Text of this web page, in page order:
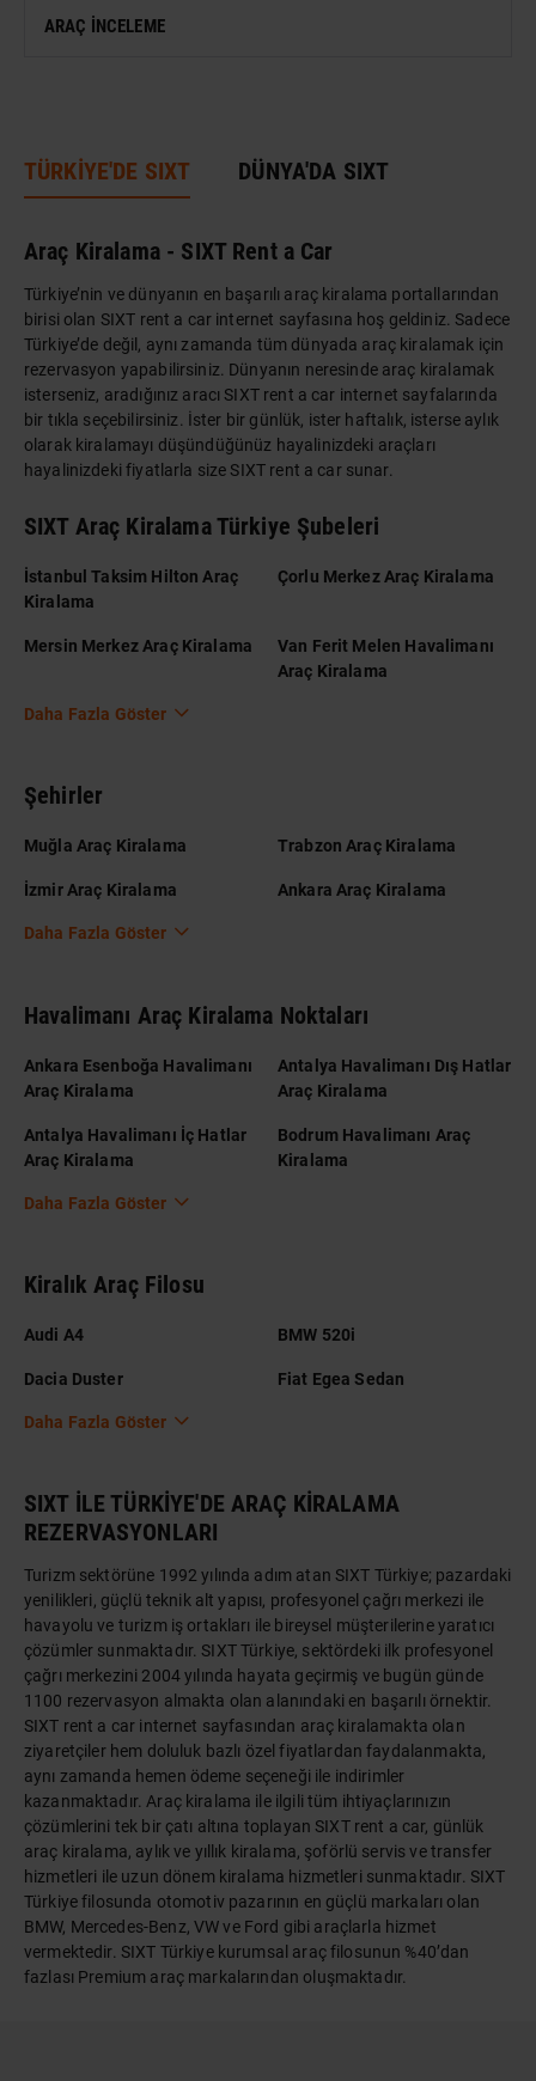
ANTIK KENT & ALANLAR
ARAÇ İNCELEME
TÜRKİYE'DE SIXT DÜNYA'DA SIXT
Araç Kiralama - SIXT Rent a Car
Türkiye’nin ve dünyanın en başarılı araç kiralama portallarından
birisi olan SIXT rent a car internet sayfasına hoş geldiniz. Sadece
Türkiye’de değil, aynı zamanda tüm dünyada araç kiralamak için
rezervasyon yapabilirsiniz. Dünyanın neresinde araç kiralamak
isterseniz, aradığınız aracı SIXT rent a car internet sayfalarında
bir tıkla seçebilirsiniz. İster bir günlük, ister haftalık, isterse aylık
olarak kiralamayı düşündüğünüz hayalinizdeki araçları
hayalinizdeki fiyatlarla size SIXT rent a car sunar.
SIXT Araç Kiralama Türkiye Şubeleri
İstanbul Taksim Hilton Araç
Kiralama
Çorlu Merkez Araç Kiralama
Mersin Merkez Araç Kiralama
Van Ferit Melen Havalimanı
Araç Kiralama
Daha Fazla Göster
Şehirler
Muğla Araç Kiralama Trabzon Araç Kiralama
İzmir Araç Kiralama Ankara Araç Kiralama
Daha Fazla Göster
Havalimanı Araç Kiralama Noktaları
Ankara Esenboğa Havalimanı
Araç Kiralama
Antalya Havalimanı Dış Hatlar
Araç Kiralama
Antalya Havalimanı İç Hatlar
Araç Kiralama
Bodrum Havalimanı Araç
Kiralama
Daha Fazla Göster
Kiralık Araç Filosu
Audi A4 BMW 520i
Dacia Duster Fiat Egea Sedan
Daha Fazla Göster
SIXT İLE TÜRKİYE'DE ARAÇ KİRALAMA
REZERVASYONLARI
Turizm sektörüne 1992 yılında adım atan SIXT Türkiye; pazardaki
yenilikleri, güçlü teknik alt yapısı, profesyonel çağrı merkezi ile
havayolu ve turizm iş ortakları ile bireysel müşterilerine yaratıcı
çözümler sunmaktadır. SIXT Türkiye, sektördeki ilk profesyonel
çağrı merkezini 2004 yılında hayata geçirmiş ve bugün günde
1100 rezervasyon almakta olan alanındaki en başarılı örnektir.
SIXT rent a car internet sayfasından araç kiralamakta olan
ziyaretçiler hem doluluk bazlı özel fiyatlardan faydalanmakta,
aynı zamanda hemen ödeme seçeneği ile indirimler
kazanmaktadır. Araç kiralama ile ilgili tüm ihtiyaçlarınızın
çözümlerini tek bir çatı altına toplayan SIXT rent a car, günlük
araç kiralama, aylık ve yıllık kiralama, şoförlü servis ve transfer
hizmetleri ile uzun dönem kiralama hizmetleri sunmaktadır. SIXT
Türkiye filosunda otomotiv pazarının en güçlü markaları olan
BMW, Mercedes-Benz, VW ve Ford gibi araçlarla hizmet
vermektedir. SIXT Türkiye kurumsal araç filosunun %40’dan
fazlası Premium araç markalarından oluşmaktadır.